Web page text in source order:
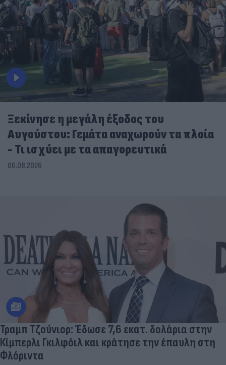
Ξεκίνησε η μεγάλη έξοδος του
Αυγούστου: Γεμάτα αναχωρούν τα πλοία
- Τι ισχύει με τα απαγορευτικά
06.08.2026
Τραμπ Τζούνιορ: Έδωσε 7,6 εκατ. δολάρια στην
Κίμπερλι Γκιλφόιλ και κράτησε την έπαυλη στη
Φλόριντα